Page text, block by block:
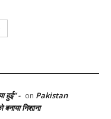
हुई” - on Pakistan
निशाना